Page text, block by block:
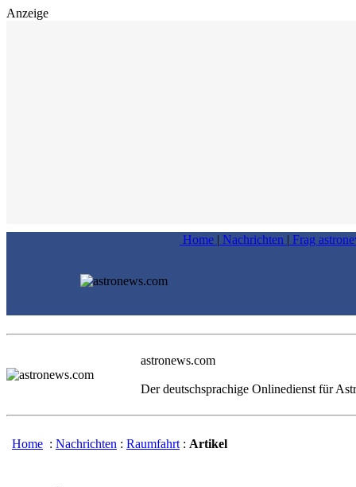
Anzeige
Home | Nachrichten | Frag
astronews.com
Der deutschsprachige Onlinedienst für
Home : Nachrichten : Raumfahrt : Artikel